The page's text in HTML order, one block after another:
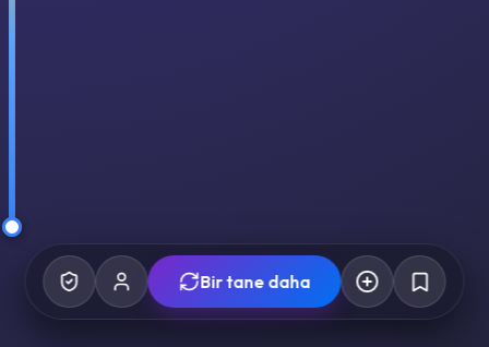
Bir tane daha